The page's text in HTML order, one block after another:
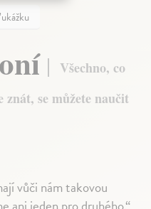
Všechno, co
se můžete naučit
vůči nám takovou